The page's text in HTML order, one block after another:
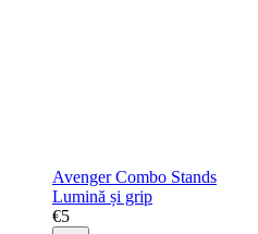
Avenger Combo Stands
Lumină și grip
€5